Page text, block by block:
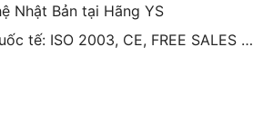
Nhật Bản tại Hãng YS
tế: ISO 2003, CE, FREE SALES …